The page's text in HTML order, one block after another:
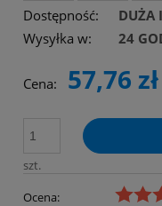
Dostępność:
DUŻA
Wysyłka w:
24
Cena: 57,76 zł
szt.
Ocena: